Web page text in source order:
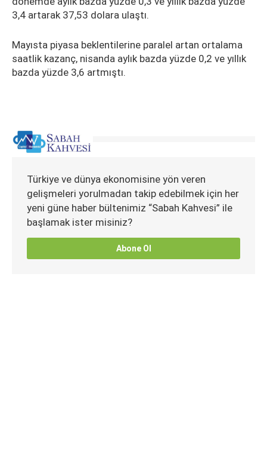
3,4 artarak 37,53 dolara ulaştı.
Mayısta piyasa beklentilerine paralel artan ortalama
saatlik kazanç, nisanda aylık bazda yüzde 0,2 ve yıllık
bazda yüzde 3,6 artmıştı.
Türkiye ve dünya ekonomisine yön veren
gelişmeleri yorulmadan takip edebilmek için her
yeni güne haber bültenimiz “Sabah Kahvesi” ile
başlamak ister misiniz?
Abone Ol